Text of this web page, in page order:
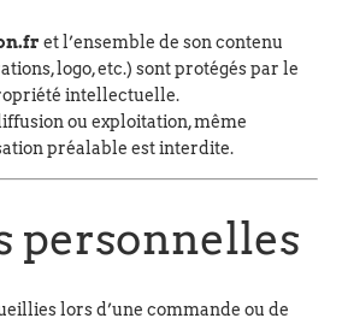
et l’ensemble de son contenu
logo, etc.) sont protégés par le
intellectuelle.
ou exploitation, même
préalable est interdite.
personnelles
lors d’une commande ou de